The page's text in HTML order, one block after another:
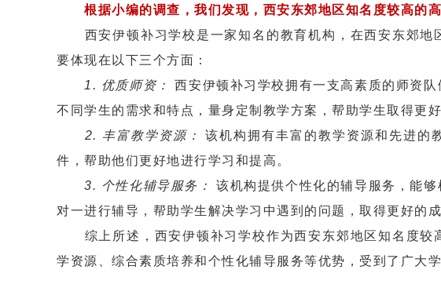
根据小编的调查，我们发现，西安东郊地区知名度较高的
西安伊顿补习学校是一家知名的教育机构，在西安东郊地
要体现在以下三个方面：
1. 优质师资：
西安伊顿补习学校拥有一支高素质的师资
不同学生的需求和特点，量身定制教学方案，帮助学生取得更好
2. 丰富教学资源：
该机构拥有丰富的教学资源和先进的
件，帮助他们更好地进行学习和提高。
3. 个性化辅导服务：
该机构提供个性化的辅导服务，能
对一进行辅导，帮助学生解决学习中遇到的问题，取得更好的成
综上所述，西安伊顿补习学校作为西安东郊地区知名度较
学资源、综合素质培养和个性化辅导服务等优势，受到了广大